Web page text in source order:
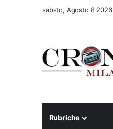
sabato, Agosto 8 2026
Rubriche